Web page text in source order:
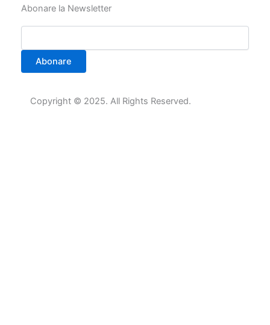
Abonare la Newsletter
Abonare
Copyright © 2025. All Rights Reserved.